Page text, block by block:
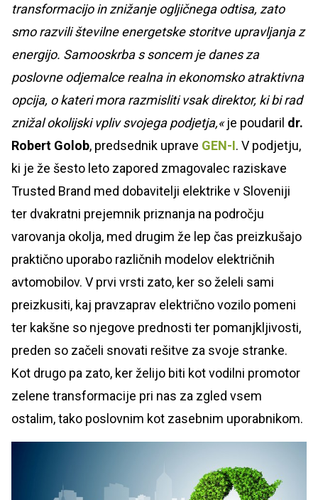
transformacijo in znižanje ogljičnega odtisa, zato
smo razvili številne energetske storitve upravljanja z
energijo. Samooskrba s soncem je danes za
poslovne odjemalce realna in ekonomsko atraktivna
opcija, o kateri mora razmisliti vsak direktor, ki bi rad
znižal okolijski vpliv svojega podjetja,«je poudaril dr.
Robert Golob, predsednik uprave GEN-I. V podjetju,
ki je že šesto leto zapored zmagovalec raziskave
Trusted Brand med dobavitelji elektrike v Sloveniji
ter dvakratni prejemnik priznanja na področju
varovanja okolja, med drugim že lep čas preizkušajo
praktično uporabo različnih modelov električnih
avtomobilov. V prvi vrsti zato, ker so želeli sami
preizkusiti, kaj pravzaprav električno vozilo pomeni
ter kakšne so njegove prednosti ter pomanjkljivosti,
preden so začeli snovati rešitve za svoje stranke.
Kot drugo pa zato, ker želijo biti kot vodilni promotor
zelene transformacije pri nas za zgled vsem
ostalim, tako poslovnim kot zasebnim uporabnikom.